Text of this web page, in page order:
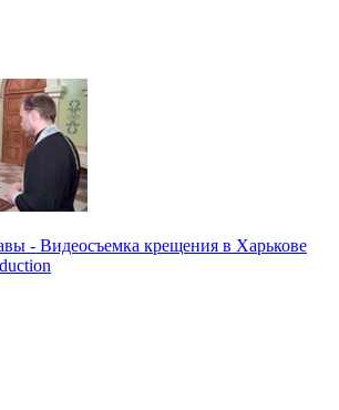
- Видеосъемка крещения в Харькове